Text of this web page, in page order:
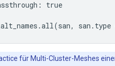
true
san.type
für Multi-Cluster-Meshes